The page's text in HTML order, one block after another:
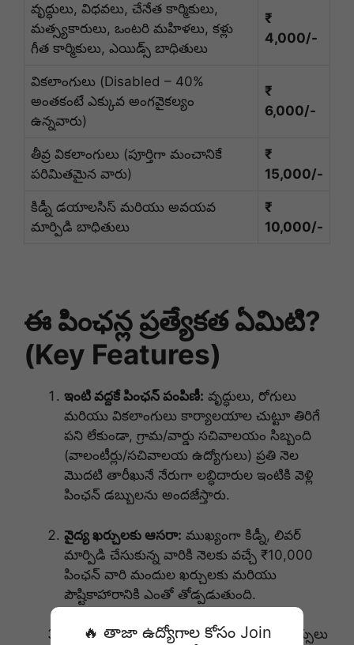
వృద్ధులు, విధవలు, చేనేత కార్మికులు,
మత్స్యకారులు, ఒంటరి మహిళలు, కళ్లు
గీత కార్మికులు, ఎయిడ్స్ బాధితులు
₹
4,000/-
వికలాంగులు (Disabled – 40%
అంతకంటే ఎక్కువ అంగవైకల్యం
ఉన్నవారు)
₹
6,000/-
తీవ్ర వికలాంగులు (పూర్తిగా మంచానికే
పరిమితమైన వారు)
₹
15,000/-
కిడ్నీ డయాలసిస్ మరియు అవయవ
మార్పిడి బాధితులు
₹
10,000/-
ఈ పింఛన్ల ప్రత్యేకత ఏమిటి?
(Key Features)
ఇంటి వద్దకే పింఛన్ పంపిణీ: వృద్ధులు, రోగులు
మరియు వికలాంగులు కార్యాలయాల చుట్టూ తిరిగే
పని లేకుండా, గ్రామ/వార్డు సచివాలయం సిబ్బంది
(వాలంటీర్లు/సచివాలయ ఉద్యోగులు) ప్రతి నెల
మొదటి తారీఖునే నేరుగా లబ్ధిదారుల ఇంటికి వెళ్లి
పింఛన్ డబ్బులను అందజేస్తారు.
వైద్య ఖర్చులకు ఆసరా: ముఖ్యంగా కిడ్నీ, లివర్
మార్పిడి చేసుకున్న వారికి నెలకు వచ్చే ₹10,000
పింఛన్ వారి మందుల ఖర్చులకు మరియు
పౌష్టికాహారానికి ఎంతో తోడ్పడుతుంది.
రాజకీయ రహిత లబ్ధి:ఎలాంటి రాజకీయ సిఫార్సులు
🔥 తాజా ఉద్యోగాల కోసం Join